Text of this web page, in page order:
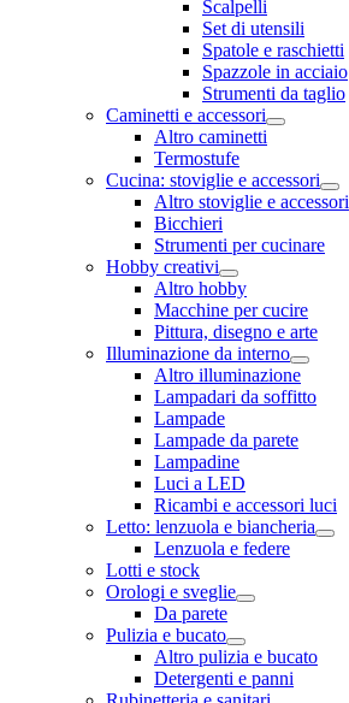
Scalpelli
Set di utensili
Spatole e raschietti
Spazzole in acciaio
Strumenti da taglio
Caminetti e accessori
Altro caminetti
Termostufe
Cucina: stoviglie e accessori
Altro stoviglie e accessori
Bicchieri
Strumenti per cucinare
Hobby creativi
Altro hobby
Macchine per cucire
Pittura, disegno e arte
Illuminazione da interno
Altro illuminazione
Lampadari da soffitto
Lampade
Lampade da parete
Lampadine
Luci a LED
Ricambi e accessori luci
Letto: lenzuola e biancheria
Lenzuola e federe
Lotti e stock
Orologi e sveglie
Da parete
Pulizia e bucato
Altro pulizia e bucato
Detergenti e panni